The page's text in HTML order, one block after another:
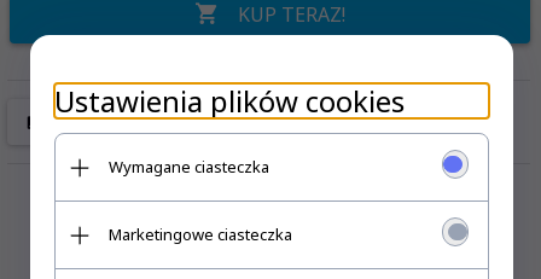
KUP TERAZ!
Ustawienia plików cookies
Wymagane ciasteczka
Marketingowe ciasteczka